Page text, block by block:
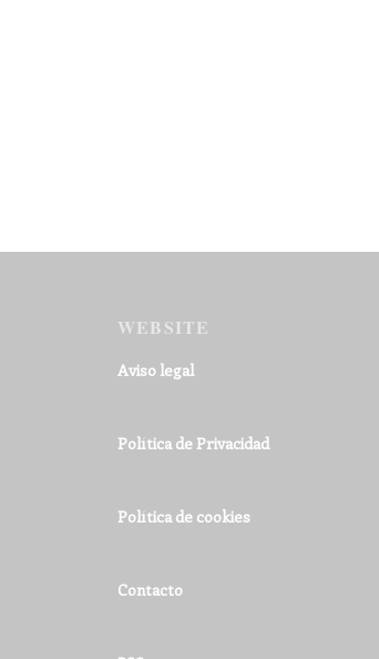
WEBSITE
Aviso legal
Política de Privacidad
Política de cookies
Contacto